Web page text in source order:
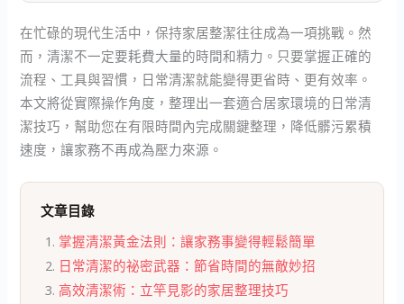
在忙碌的現代生活中，保持家居整潔往往成為一項挑戰。然
而，清潔不一定要耗費大量的時間和精力。只要掌握正確的
流程、工具與習慣，日常清潔就能變得更省時、更有效率。
本文將從實際操作角度，整理出一套適合居家環境的日常清
潔技巧，幫助您在有限時間內完成關鍵整理，降低髒污累積
速度，讓家務不再成為壓力來源。
文章目錄
掌握清潔黃金法則：讓家務事變得輕鬆簡單
日常清潔的祕密武器：節省時間的無敵妙招
高效清潔術：立竿見影的家居整理技巧